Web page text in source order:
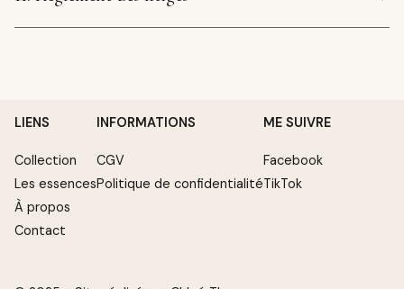
LIENS
Collection
Les essences
À propos
Contact
INFORMATIONS
CGV
Politique de confidentialité
ME SUIVRE
Facebook
TikTok